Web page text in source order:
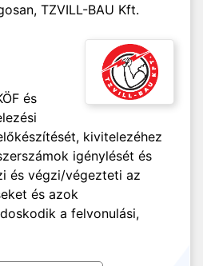
TZVILL-BAU Kft.
és
kivitelezéhez
igénylését és
és végzi/végezteti az
és azok
a felvonulási,